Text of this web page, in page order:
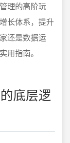
理的高阶玩
长体系，提升
还是数据运
用指南。
底层逻